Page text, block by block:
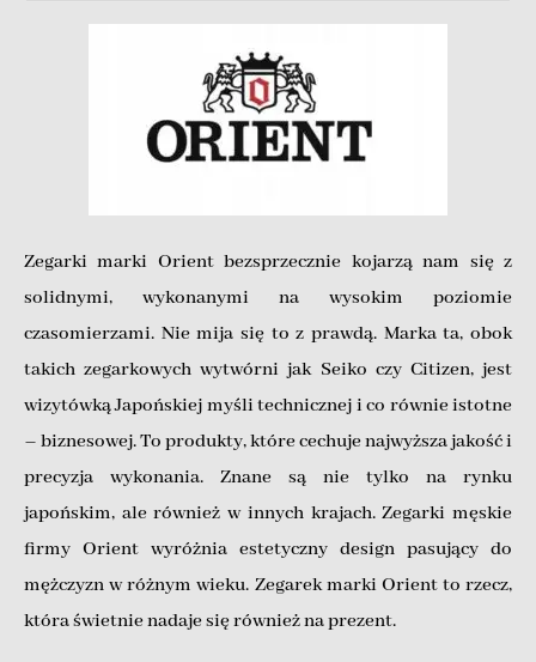
Zegarki marki Orient bezsprzecznie kojarzą nam się z
solidnymi, wykonanymi na wysokim poziomie
czasomierzami. Nie mija się to z prawdą. Marka ta, obok
takich zegarkowych wytwórni jak Seiko czy Citizen, jest
wizytówką Japońskiej myśli technicznej i co równie istotne
– biznesowej. To produkty, które cechuje najwyższa jakość i
precyzja wykonania. Znane są nie tylko na rynku
japońskim, ale również w innych krajach. Zegarki męskie
firmy Orient wyróżnia estetyczny design pasujący do
mężczyzn w różnym wieku. Zegarek marki Orient to rzecz,
która świetnie nadaje się również na prezent.